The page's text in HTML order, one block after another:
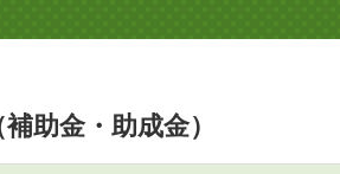
助金・助成金）